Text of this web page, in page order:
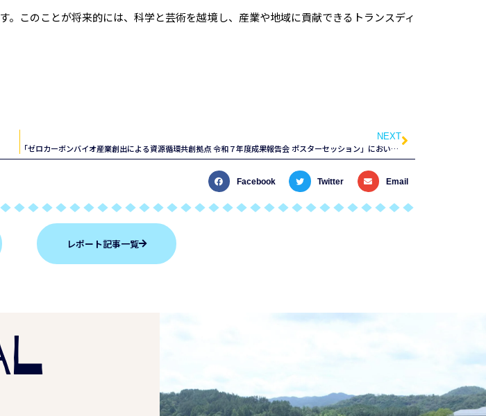
このことが将来的には、科学と芸術を越境し、産業や地域に貢献できるトランスディ
NEXT
「ゼロカーボンバイオ産業創出による資源循環共創拠点 令和７年度成果報告会 ポスターセッション」において、本学学生のポスターが最優秀賞に採択
Facebook Twitter Email
レポート記事一覧